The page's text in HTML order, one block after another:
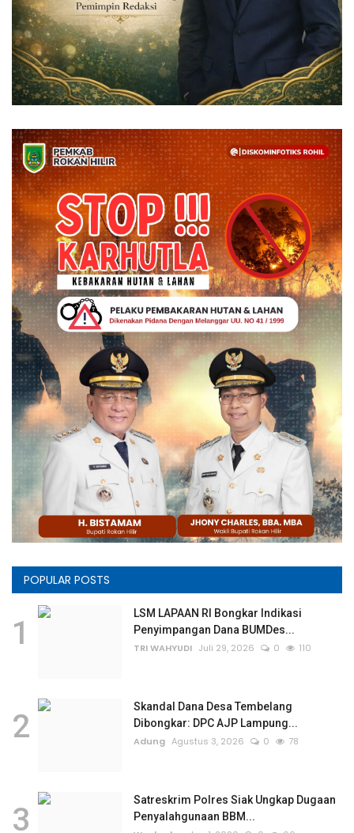
POPULAR POSTS
1
LSM LAPAAN RI Bongkar Indikasi
Penyimpangan Dana BUMDes...
TRI WAHYUDI Juli 29, 2026 0 110
2
Skandal Dana Desa Tembelang
Dibongkar: DPC AJP Lampung...
Adung Agustus 3, 2026 0 78
3
Satreskrim Polres Siak Ungkap Dugaan
Penyalahgunaan BBM...